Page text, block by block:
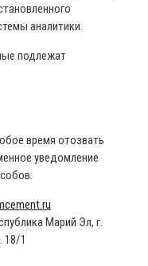
аналитики.
подлежат
время отозвать
уведомление
Марий Эл, г.
18/1